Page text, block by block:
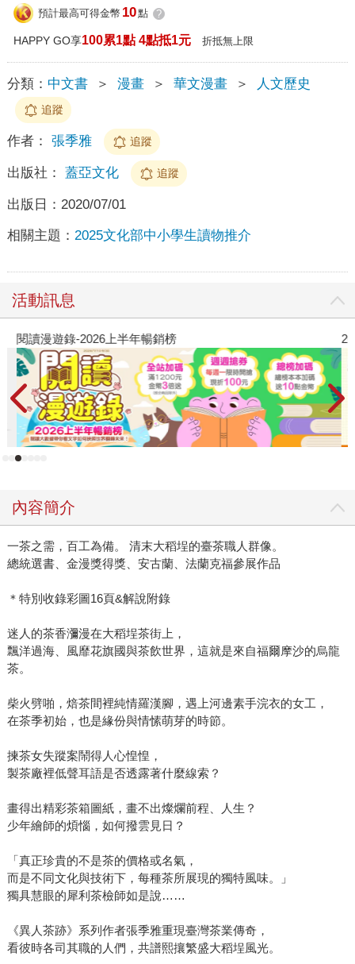
預計最高可得金幣 10點 ?
HAPPY GO享100累1點 4點抵1元 折抵無上限
分類： 中文書 ＞ 漫畫 ＞ 華文漫畫 ＞ 人文歷史
追蹤
作者： 張季雅 追蹤
出版社： 蓋亞文化 追蹤
出版日： 2020/07/01
相關主題： 2025文化部中小學生讀物推介
活動訊息
閱讀漫遊錄-2026上半年暢銷榜
內容簡介
一茶之需，百工為備。 清末大稻埕的臺茶職人群像。
總統選書、金漫獎得獎、安古蘭、法蘭克福參展作品
＊特別收錄彩圖16頁&解說附錄
迷人的茶香瀰漫在大稻埕茶街上，
飄洋過海、風靡花旗國與茶飲世界，這就是來自福爾摩沙的烏龍
茶。
柴火劈啪，焙茶間裡純情羅漢腳，遇上河邊素手浣衣的女工，
在茶季初始，也是緣份與情愫萌芽的時節。
揀茶女失蹤案鬧得人心惶惶，
製茶廠裡低聲耳語是否透露著什麼線索？
畫得出精彩茶箱圖紙，畫不出燦爛前程、人生？
少年繪師的煩惱，如何撥雲見日？
「真正珍貴的不是茶的價格或名氣，
而是不同文化與技術下，每種茶所展現的獨特風味。」
獨具慧眼的犀利茶檢師如是說……
《異人茶跡》系列作者張季雅重現臺灣茶業傳奇，
看彼時各司其職的人們，共譜熙攘繁盛大稻埕風光。